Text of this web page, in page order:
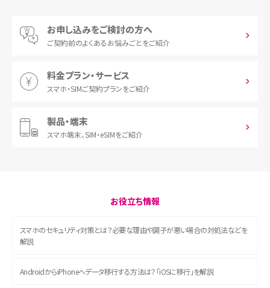
お申し込みをご検討の方へ
ご契約前のよくあるお悩みごとをご紹介
料金プラン・サービス
スマホ・SIMご契約プランをご紹介
製品・端末
スマホ端末、SIM・eSIMをご紹介
お役立ち情報
スマホのセキュリティ対策とは？必要な理由や調子が悪い場合の対処法などを
解説
AndroidからiPhoneへデータ移行する方法は？「iOSに移行」を解説